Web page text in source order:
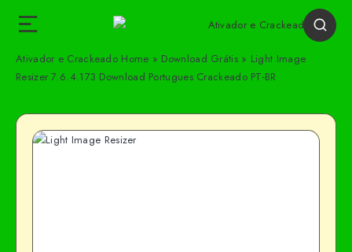
Ativador e Crackeado Home » Download Grátis» Light Image
Resizer 7.6.4.173 Download Portugues Crackeado PT-BR